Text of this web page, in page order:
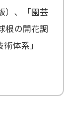
）、「園芸
根の開花調
体系」